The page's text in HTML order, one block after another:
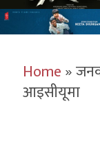
Home»
आइसीयूमा